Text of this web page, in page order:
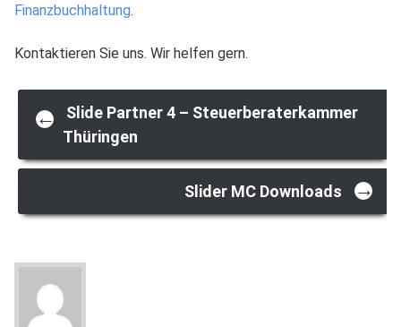
Finanzbuchhaltung.
Kontaktieren Sie uns. Wir helfen gern.
Post
navigation
←
Slide Partner 4 – Steuerberaterkammer
Thüringen
Slider MC Downloads →